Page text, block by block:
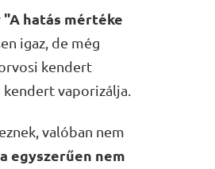
"A hatás mértéke
igaz, de még
kendert
vaporizálja.
valóban nem
egyszerűen nem